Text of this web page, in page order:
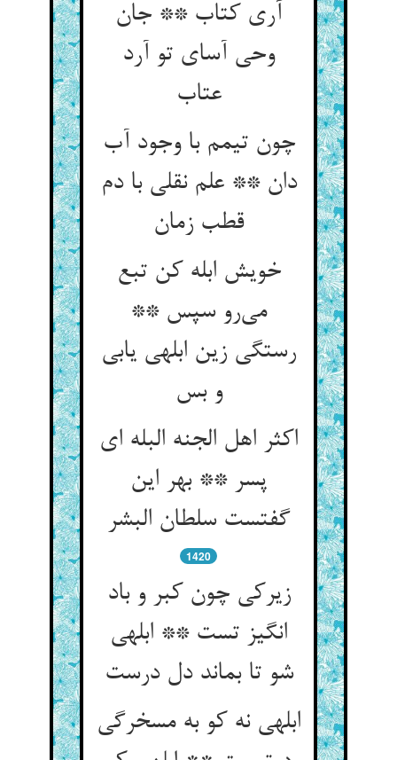
آری کتاب ** جان
وحی آسای تو آرد
عتاب
چون تیمم با وجود آب
دان ** علم نقلی با دم
قطب زمان
خویش ابله کن تبع
می‌رو سپس **
رستگی زین ابلهی یابی
و بس
اکثر اهل الجنه البله ای
پسر ** بهر این
گفتست سلطان البشر
1420
زیرکی چون کبر و باد
انگیز تست ** ابلهی
شو تا بماند دل درست
ابلهی نه کو به مسخرگی